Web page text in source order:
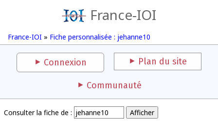
France-IOI
France-IOI » Fiche personnalisée : jehanne10
Connexion Plan du site
Communauté
Consulter la fiche de :